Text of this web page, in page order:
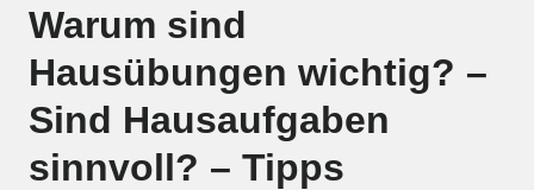
Warum sind
Hausübungen wichtig? –
Sind Hausaufgaben
sinnvoll? – Tipps